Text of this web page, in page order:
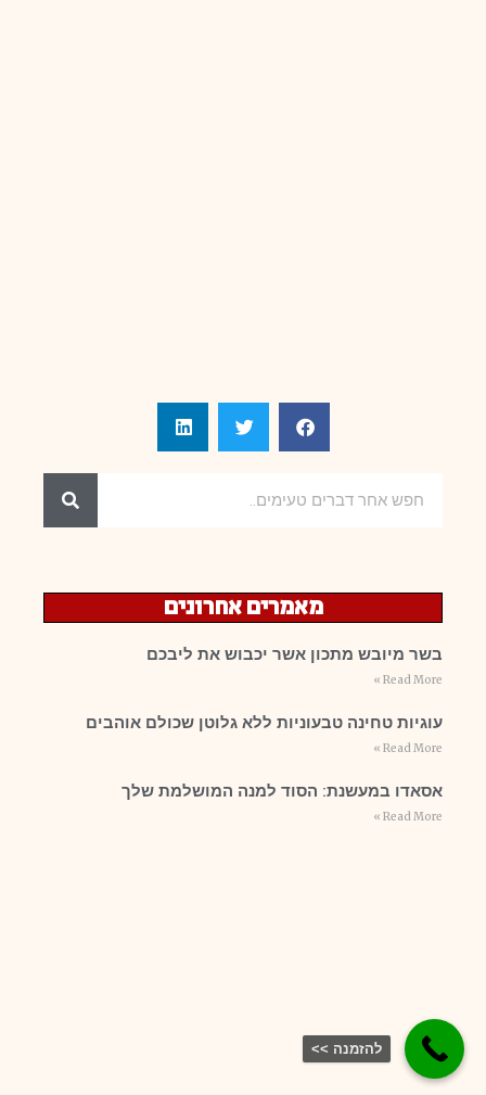
מאמרים אחרונים
בשר מיובש מתכון אשר יכבוש את ליבכם
Read More »
עוגיות טחינה טבעוניות ללא גלוטן שכולם אוהבים
Read More »
אסאדו במעשנת: הסוד למנה המושלמת שלך
Read More »
להזמנה >>